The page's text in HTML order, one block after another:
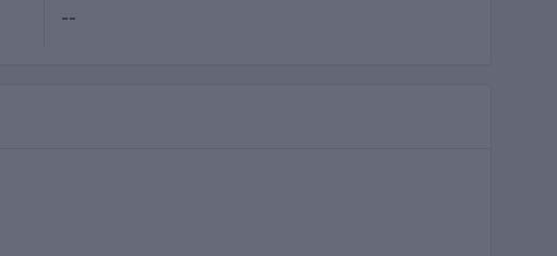
--